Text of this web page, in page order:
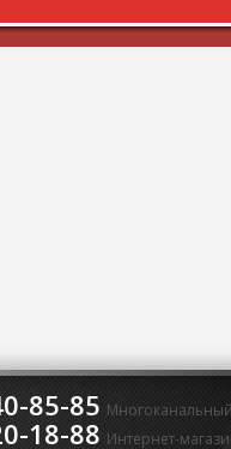
85-85 Многоканальный
18-88 Интернет-